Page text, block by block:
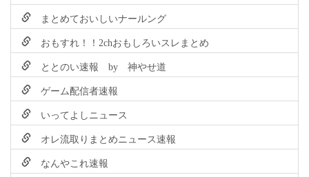
まとめておいしいナールング
おもすれ！！2chおもしろいスレまとめ
ととのい速報 by 神やせ道
ゲーム配信者速報
いってよしニュース
オレ流取りまとめニュース速報
なんやこれ速報